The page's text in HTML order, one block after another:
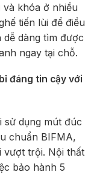
khóa ở nhiều
tiến lùi để điều
dàng tìm được
ngay tại chỗ.
đáng tin cậy với
sử dụng mút đúc
chuẩn BIFMA,
vượt trội. Nội thất
bảo hành 5